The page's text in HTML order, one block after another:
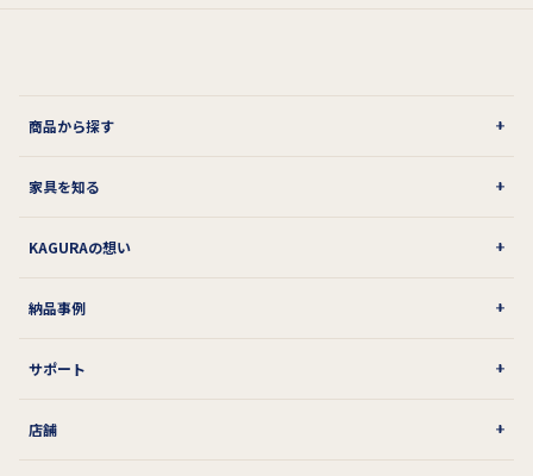
商品から探す
家具を知る
KAGURAの想い
納品事例
サポート
店舗